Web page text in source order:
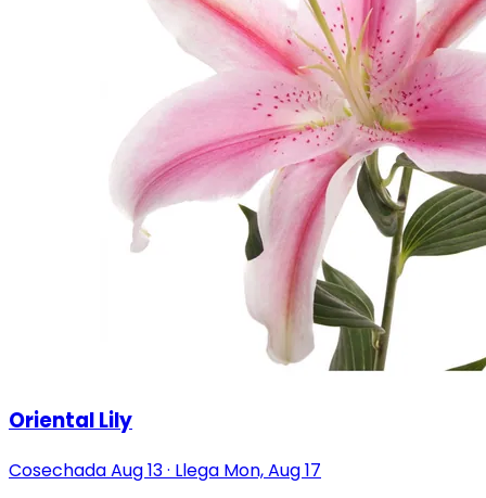
Oriental Lily
CosechadaAug 13· Llega Mon, Aug 17